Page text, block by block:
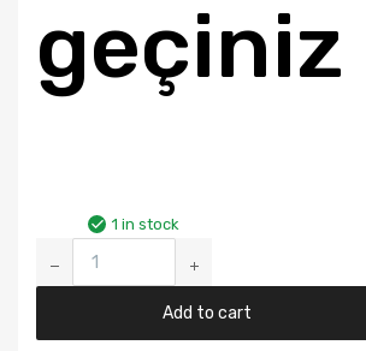
geçiniz
1 in stock
Ranger
/
B2500
Add to cart